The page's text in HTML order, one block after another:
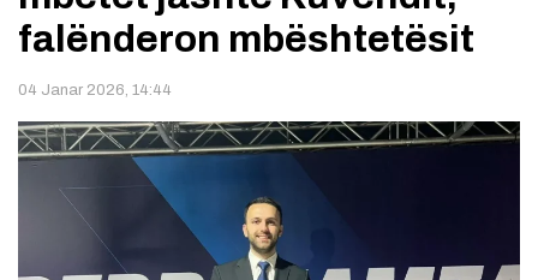
falënderon mbështetësit
04 Janar 2026, 14:44